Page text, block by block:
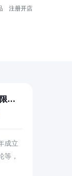
注册开店
公
成立
等，